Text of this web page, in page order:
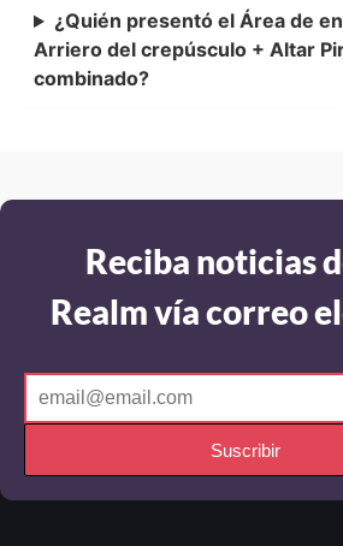
¿Quién presentó el Área de
Arriero del crepúsculo + Altar
combinado?
Reciba noticias
Realm vía correo
Suscribir